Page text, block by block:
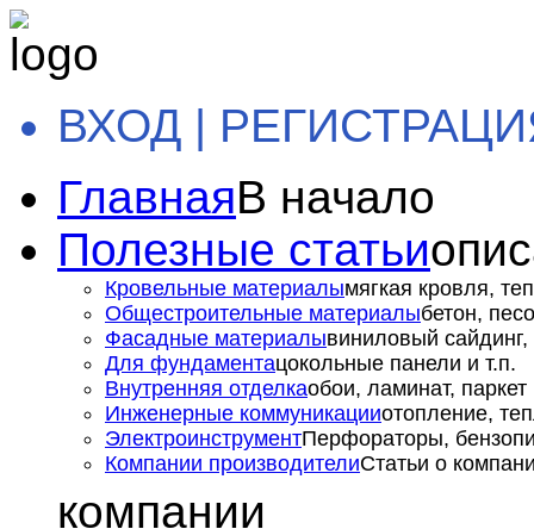
ВХОД |
ГлавнаяВ начало
Полезные статьи
Кровельные материалымягкая кровля,
Общестроительные материалыбетон,
Фасадные материалывиниловый сайдинг,
Для фундаментацокольные панели и т.п.
Внутренняя отделкаобои, ламинат, паркет
Инженерные коммуникацииотопление,
ЭлектроинструментПерфораторы,
Компании производителиСтатьи о
компании